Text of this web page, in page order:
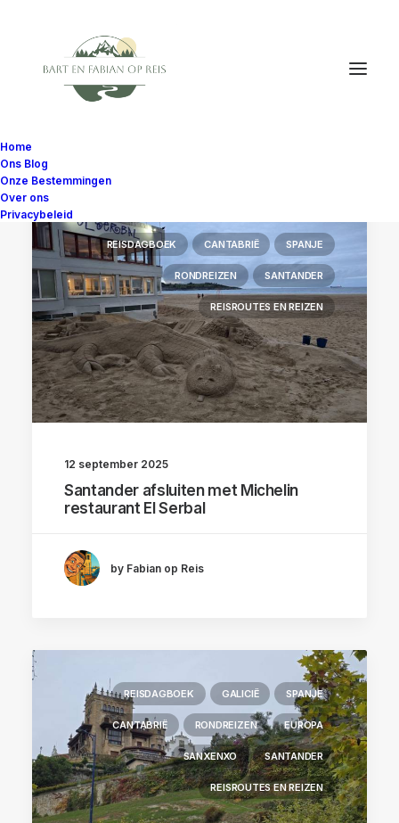
Home
Ons Blog
Onze Bestemmingen
Over ons
Privacybeleid
REISDAGBOEK CANTABRIË SPANJE
RONDREIZEN SANTANDER
REISROUTES EN REIZEN
12 september 2025
Santander afsluiten met Michelin
restaurant El Serbal
by Fabian op Reis
REISDAGBOEK GALICIË SPANJE
CANTABRIË RONDREIZEN EUROPA
SANXENXO SANTANDER
REISROUTES EN REIZEN